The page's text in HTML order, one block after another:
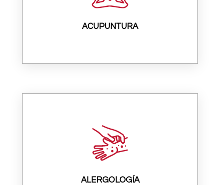
ACUPUNTURA
ALERGOLOGÍA